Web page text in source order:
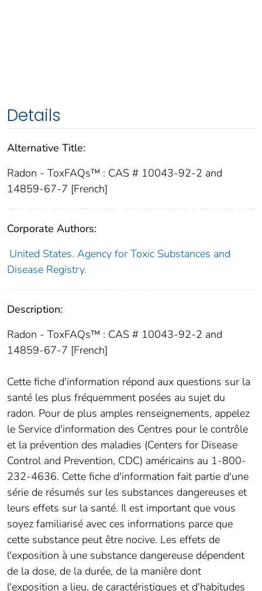
Details
Alternative Title:
Radon - ToxFAQs™ : CAS # 10043-92-2 and
14859-67-7 [French]
Corporate Authors:
United States. Agency for Toxic Substances and
Disease Registry.
Description:
Radon - ToxFAQs™ : CAS # 10043-92-2 and
14859-67-7 [French]
Cette fiche d'information répond aux questions sur la
santé les plus fréquemment posées au sujet du
radon. Pour de plus amples renseignements, appelez
le Service d'information des Centres pour le contrôle
et la prévention des maladies (Centers for Disease
Control and Prevention, CDC) américains au 1-800-
232-4636. Cette fiche d'information fait partie d'une
série de résumés sur les substances dangereuses et
leurs effets sur la santé. Il est important que vous
soyez familiarisé avec ces informations parce que
cette substance peut être nocive. Les effets de
l'exposition à une substance dangereuse dépendent
de la dose, de la durée, de la manière dont
l'exposition a lieu, de caractéristiques et d'habitudes